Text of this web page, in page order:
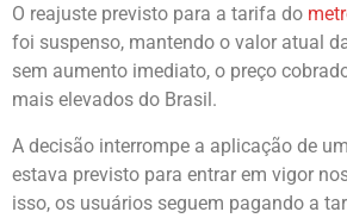
O reajuste previsto para a tarifa do
foi suspenso, mantendo o valor atual
sem aumento imediato, o preço
mais elevados do Brasil.
A decisão interrompe a aplicação de
estava previsto para entrar em vigor
isso, os usuários seguem pagando a